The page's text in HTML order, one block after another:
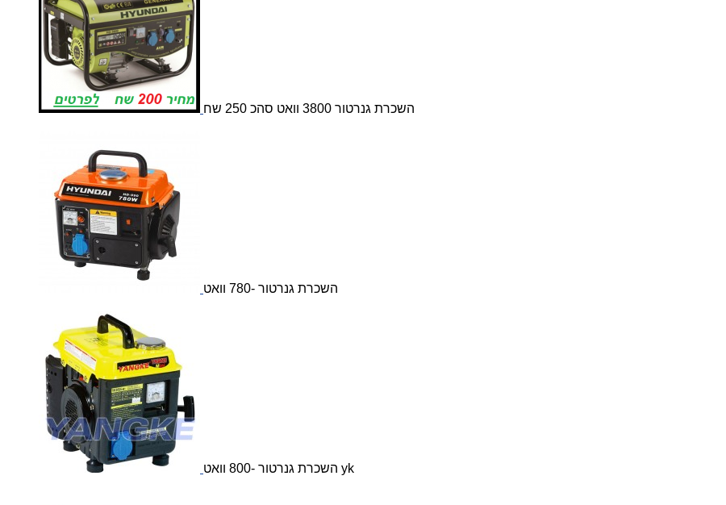
השכרת גנרטור 3800 וואט סהכ 250 שח
השכרת גנרטור -780 וואט
השכרת גנרטור -800 וואט yk